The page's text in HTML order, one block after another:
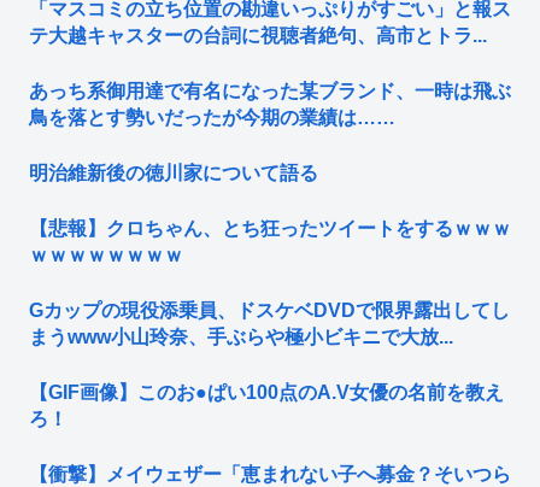
「マスコミの立ち位置の勘違いっぷりがすごい」と報ス
テ大越キャスターの台詞に視聴者絶句、高市とトラ...
あっち系御用達で有名になった某ブランド、一時は飛ぶ
鳥を落とす勢いだったが今期の業績は……
明治維新後の徳川家について語る
【悲報】クロちゃん、とち狂ったツイートをするｗｗｗ
ｗｗｗｗｗｗｗｗ
Gカップの現役添乗員、ドスケベDVDで限界露出してし
まうwww小山玲奈、手ぶらや極小ビキニで大放...
【GIF画像】このお●ぱい100点のA.V女優の名前を教え
ろ！
【衝撃】メイウェザー「恵まれない子へ募金？そいつら